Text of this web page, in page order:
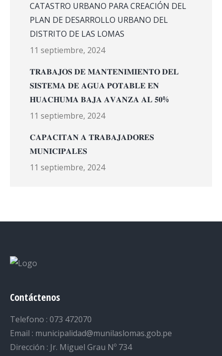
CATASTRO URBANO PARA CREACIÓN DEL
PLAN DE DESARROLLO URBANO DEL
DISTRITO DE LAS LOMAS
11 septiembre, 2024
𝐓𝐑𝐀𝐁𝐀𝐉𝐎𝐒 𝐃𝐄 𝐌𝐀𝐍𝐓𝐄𝐍𝐈𝐌𝐈𝐄𝐍𝐓𝐎 𝐃𝐄𝐋
𝐒𝐈𝐒𝐓𝐄𝐌𝐀 𝐃𝐄 𝐀𝐆𝐔𝐀 𝐏𝐎𝐓𝐀𝐁𝐋𝐄 𝐄𝐍
𝐇𝐔𝐀𝐂𝐇𝐔𝐌𝐀 𝐁𝐀𝐉𝐀 𝐀𝐕𝐀𝐍𝐙𝐀 𝐀𝐋 𝟓𝟎%
11 septiembre, 2024
𝐂𝐀𝐏𝐀𝐂𝐈𝐓𝐀𝐍 𝐀 𝐓𝐑𝐀𝐁𝐀𝐉𝐀𝐃𝐎𝐑𝐄𝐒
𝐌𝐔𝐍𝐈𝐂𝐈𝐏𝐀𝐋𝐄𝐒
11 septiembre, 2024
Contáctenos
Telefono : 073 472070
Email : municipalidad@munilaslomas.gob.pe
Dirección : Jr. Miguel Grau Nº 734